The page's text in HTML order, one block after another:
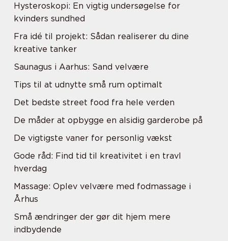
Hysteroskopi: En vigtig undersøgelse for
kvinders sundhed
Fra idé til projekt: Sådan realiserer du dine
kreative tanker
Saunagus i Aarhus: Sand velvære
Tips til at udnytte små rum optimalt
Det bedste street food fra hele verden
De måder at opbygge en alsidig garderobe på
De vigtigste vaner for personlig vækst
Gode råd: Find tid til kreativitet i en travl
hverdag
Massage: Oplev velvære med fodmassage i
Århus
Små ændringer der gør dit hjem mere
indbydende